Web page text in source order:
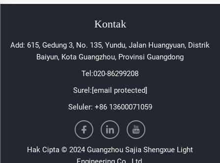
Kontak
Add: 615, Gedung 3, No. 135, Yundu, Jalan Huangyuan, Distrik
Baiyun, Kota Guangzhou, Provinsi Guangdong
Tel:020-86299208
Surel:[email protected]
Seluler: +86 13600071059
Hak Cipta © 2024 Guangzhou Sajia Shengxue Light